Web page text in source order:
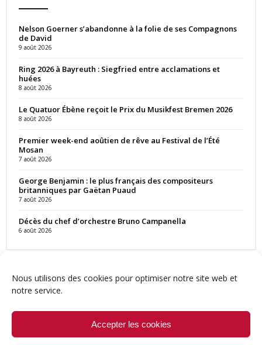
Nous utilisons des cookies pour optimiser notre site web et
notre service.
Accepter les cookies
Nelson Goerner s’abandonne à la folie de ses Compagnons
de David
9 août 2026
Ring 2026 à Bayreuth : Siegfried entre acclamations et
huées
8 août 2026
Le Quatuor Ébène reçoit le Prix du Musikfest Bremen 2026
8 août 2026
Premier week-end aoûtien de rêve au Festival de l’Été
Mosan
7 août 2026
George Benjamin : le plus français des compositeurs
britanniques par Gaëtan Puaud
7 août 2026
Décès du chef d’orchestre Bruno Campanella
6 août 2026